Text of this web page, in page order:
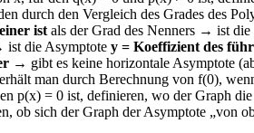
durch den Vergleich des Grades des
istals der Grad des Nenners → ist die
die Asymptote y = Koeffizient des
→ gibt es keine horizontale Asymptote
erhält man durch Berechnung von f(0),
p(x) = 0 ist, definieren, wo der Graph
ob sich der Graph der Asymptote „von